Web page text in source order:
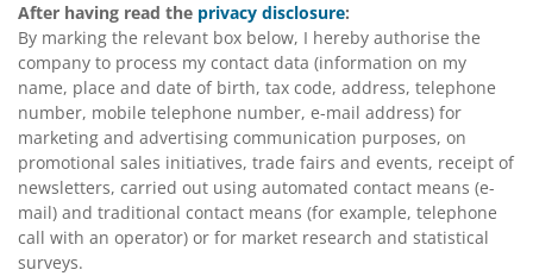
After having read the privacy disclosure:
By marking the relevant box below, I hereby authorise the
company to process my contact data (information on my
name, place and date of birth, tax code, address, telephone
number, mobile telephone number, e-mail address) for
marketing and advertising communication purposes, on
promotional sales initiatives, trade fairs and events, receipt of
newsletters, carried out using automated contact means (e-
mail) and traditional contact means (for example, telephone
call with an operator) or for market research and statistical
surveys.